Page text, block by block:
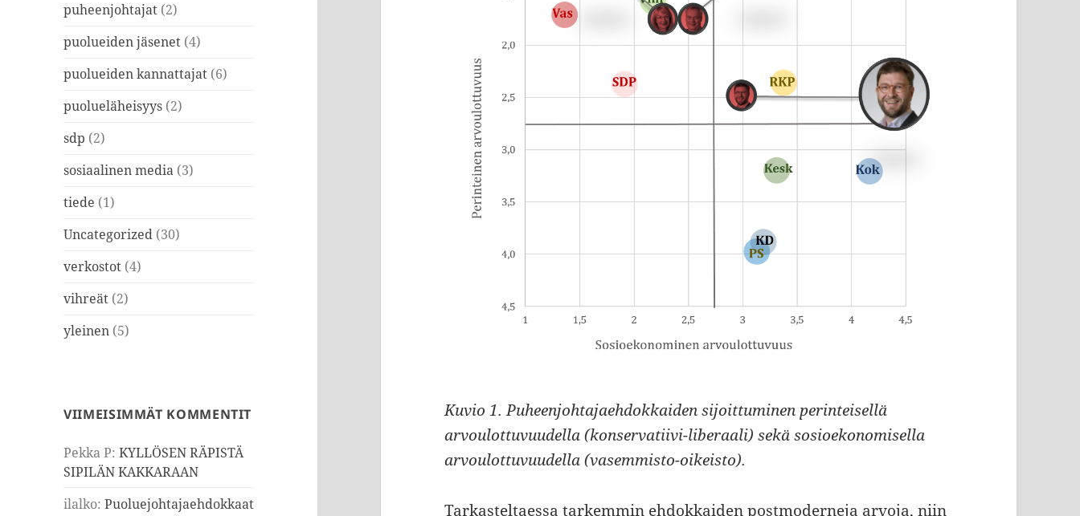
puheenjohtajat (2)
puolueiden jäsenet (4)
puolueiden kannattajat (6)
puolueläheisyys (2)
sdp (2)
sosiaalinen media (3)
tiede (1)
Uncategorized (30)
verkostot (4)
vihreät (2)
yleinen (5)
VIIMEISIMMÄT KOMMENTIT
Pekka P:KYLLÖSEN RÄPISTÄ
SIPILÄN KAKKARAAN
ilalko:Puoluejohtajaehdokkaat
Kuvio 1. Puheenjohtajaehdokkaiden sijoittuminen perinteisellä
arvoulottuvuudella (konservatiivi-liberaali) sekä sosioekonomisella
arvoulottuvuudella (vasemmisto-oikeisto).
Tarkasteltaessa tarkemmin ehdokkaiden postmoderneja arvoja, niin